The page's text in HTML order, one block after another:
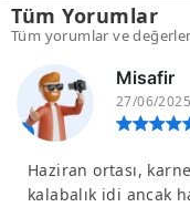
Tüm Yorumlar
Tüm yorumlar ve
Misafir
27/06/
Haziran ortası,
kalabalık idi ancak